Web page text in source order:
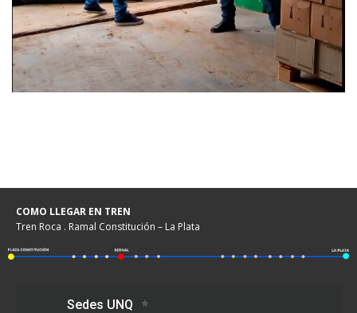
COMO LLEGAR EN TREN
Tren Roca . Ramal Constitución – La Plata